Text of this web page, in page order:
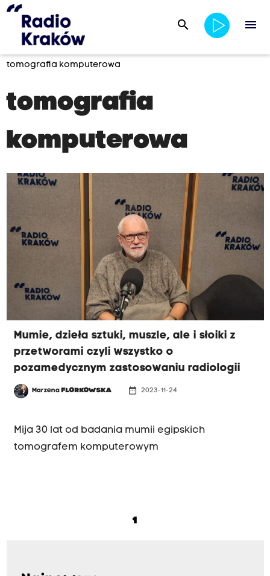
search menu
tomografia komputerowa
tomografia
komputerowa
Mumie, dzieła sztuki, muszle, ale i słoiki z
przetworami czyli wszystko o
pozamedycznym zastosowaniu radiologii
Marzena FLORKOWSKA date_range 2023-11-24
Mija 30 lat od badania mumii egipskich
tomografem komputerowym
1